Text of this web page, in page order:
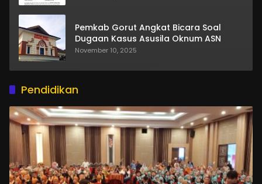
Pemkab Gorut Angkat Bicara Soal
Dugaan Kasus Asusila Oknum ASN
November 10, 2025
Pendidikan